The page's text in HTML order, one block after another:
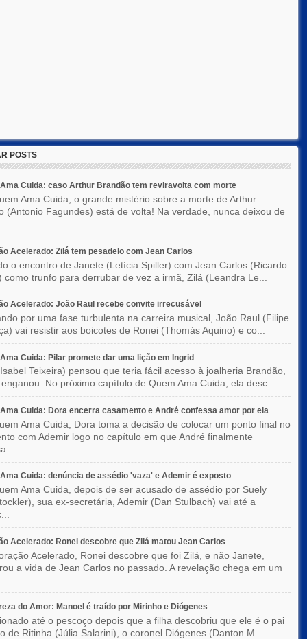
POSTS
Cuida: caso Arthur Brandão tem reviravolta com morte
Ama Cuida, o grande mistério sobre a morte de Arthur
(Antonio Fagundes) está de volta! Na verdade, nunca deixou de
Acelerado: Zilá tem pesadelo com Jean Carlos
o encontro de Janete (Letícia Spiller) com Jean Carlos (Ricardo
como trunfo para derrubar de vez a irmã, Zilá (Leandra Le...
Acelerado: João Raul recebe convite irrecusável
por uma fase turbulenta na carreira musical, João Raul (Filipe
vai resistir aos boicotes de Ronei (Thomás Aquino) e co...
Cuida: Pilar promete dar uma lição em Ingrid
Teixeira) pensou que teria fácil acesso à joalheria Brandão,
No próximo capítulo de Quem Ama Cuida, ela desc...
Cuida: Dora encerra casamento e André confessa amor por ela
Ama Cuida, Dora toma a decisão de colocar um ponto final no
com Ademir logo no capítulo em que André finalmente
Cuida: denúncia de assédio 'vaza' e Ademir é exposto
Ama Cuida, depois de ser acusado de assédio por Suely
sua ex-secretária, Ademir (Dan Stulbach) vai até a
Acelerado: Ronei descobre que Zilá matou Jean Carlos
Acelerado, Ronei descobre que foi Zilá, e não Janete,
a vida de Jean Carlos no passado. A revelação chega em um
do Amor: Manoel é traído por Mirinho e Diógenes
até o pescoço depois que a filha descobriu que ele é o pai
de Ritinha (Júlia Salarini), o coronel Diógenes (Danton M...